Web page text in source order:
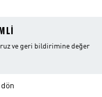
ve geri bildirimine değer